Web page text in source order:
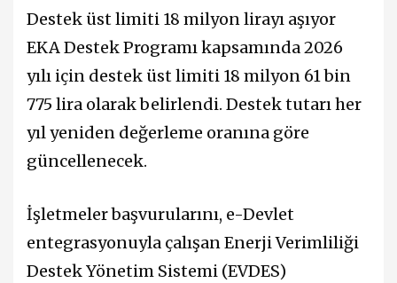
Destek üst limiti 18 milyon lirayı aşıyor
EKA Destek Programı kapsamında 2026
yılı için destek üst limiti 18 milyon 61 bin
775 lira olarak belirlendi. Destek tutarı her
yıl yeniden değerleme oranına göre
güncellenecek.
İşletmeler başvurularını, e-Devlet
entegrasyonuyla çalışan Enerji Verimliliği
Destek Yönetim Sistemi (EVDES)